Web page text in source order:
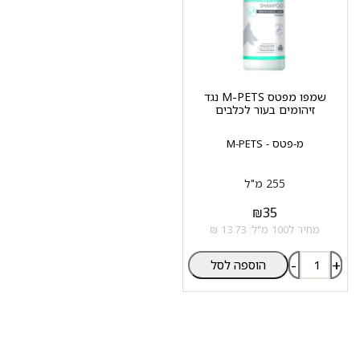
מ-פטס - M-PETS
שמפו מפטס M-PETS נגד
זיהומים בעור לכלבים
255 מ"ל
₪35
מחיר ל100 מ"ל: 13.73 ₪
- + הוספה לסל